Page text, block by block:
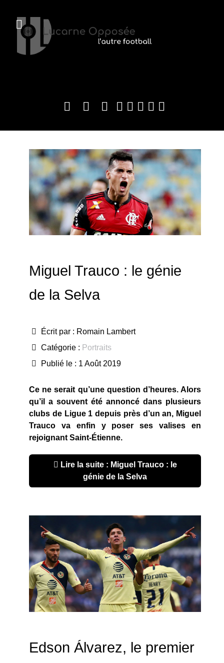
Miguel Trauco : le génie
de la Selva
Écrit par : Romain Lambert
Catégorie : Portraits
Publié le : 1 Août 2019
Ce ne serait qu’une question d’heures. Alors
qu’il a souvent été annoncé dans plusieurs
clubs de Ligue 1 depuis près d’un an, Miguel
Trauco va enfin y poser ses valises en
rejoignant Saint-Étienne.
Lire la suite : Miguel Trauco : le
génie de la Selva
Edson Álvarez, le premier